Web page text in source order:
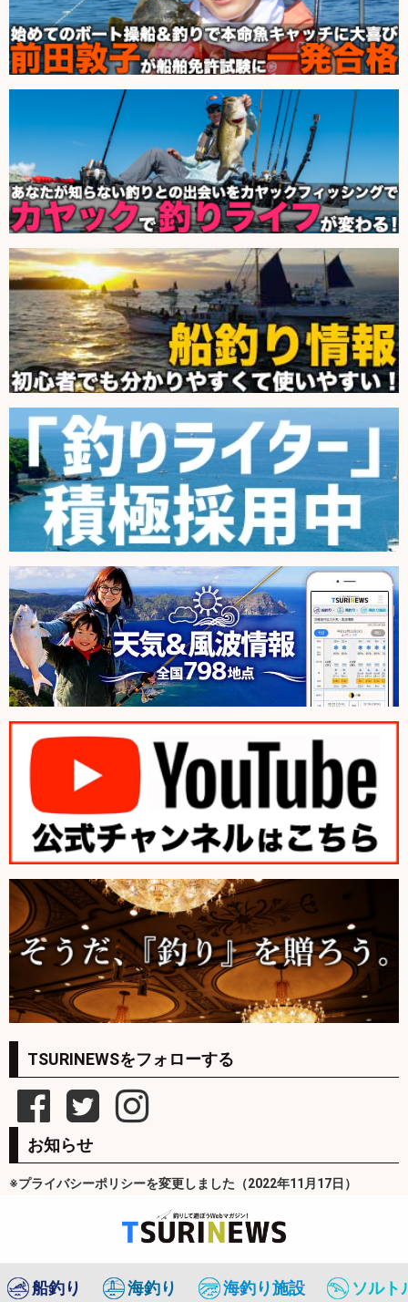
TSURINEWSをフォローする
お知らせ
※プライバシーポリシーを変更しました（2022年11月17日）
船釣り 海釣り 海釣り施設 ソルト